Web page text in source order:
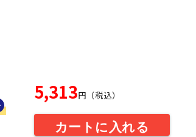
5,313円（税込）
カートに入れる